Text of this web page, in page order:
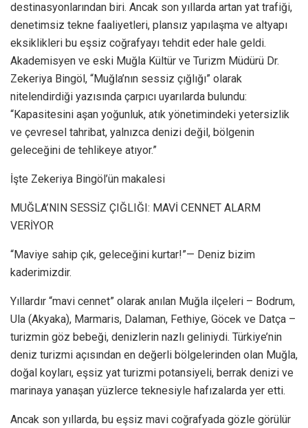
destinasyonlarından biri. Ancak son yıllarda artan yat trafiği,
denetimsiz tekne faaliyetleri, plansız yapılaşma ve altyapı
eksiklikleri bu eşsiz coğrafyayı tehdit eder hale geldi.
Akademisyen ve eski Muğla Kültür ve Turizm Müdürü Dr.
Zekeriya Bingöl, “Muğla’nın sessiz çığlığı” olarak
nitelendirdiği yazısında çarpıcı uyarılarda bulundu:
“Kapasitesini aşan yoğunluk, atık yönetimindeki yetersizlik
ve çevresel tahribat, yalnızca denizi değil, bölgenin
geleceğini de tehlikeye atıyor.”
İşte Zekeriya Bingöl’ün makalesi
MUĞLA’NIN SESSİZ ÇIĞLIĞI: MAVİ CENNET ALARM
VERİYOR
“Maviye sahip çık, geleceğini kurtar!”— Deniz bizim
kaderimizdir.
Yıllardır “mavi cennet” olarak anılan Muğla ilçeleri – Bodrum,
Ula (Akyaka), Marmaris, Dalaman, Fethiye, Göcek ve Datça –
turizmin göz bebeği, denizlerin nazlı geliniydi. Türkiye’nin
deniz turizmi açısından en değerli bölgelerinden olan Muğla,
doğal koyları, eşsiz yat turizmi potansiyeli, berrak denizi ve
marinaya yanaşan yüzlerce teknesiyle hafızalarda yer etti.
Ancak son yıllarda, bu eşsiz mavi coğrafyada gözle görülür